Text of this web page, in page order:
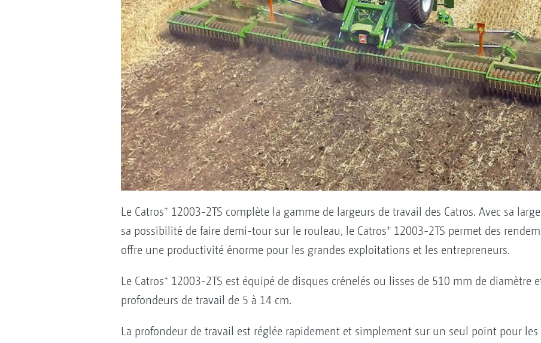
Le Catros+12003-2TS complète la gamme de largeurs de travail des Catros. Avec sa
sa possibilité de faire demi-tour sur le rouleau, le Catros+12003-2TS permet des
offre une productivité énorme pour les grandes exploitations et les entrepreneurs.
Le Catros+12003-2TS est équipé de disques crénelés ou lisses de 510 mm de diamètre
profondeurs de travail de 5 à 14 cm.
La profondeur de travail est réglée rapidement et simplement sur un seul point pour les